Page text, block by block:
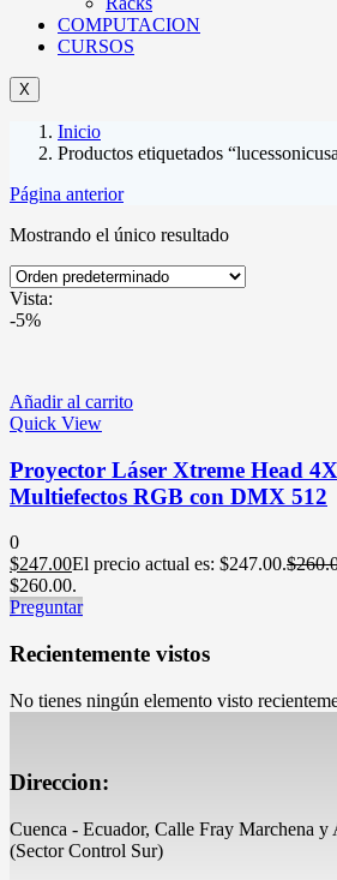
COMPUTACION
CURSOS
X
Inicio
Productos etiquetados
Página anterior
Mostrando el único resultado
Vista:
-5%
Añadir al carrito
Quick View
Proyector Láser Xtreme Head
Multiefectos RGB con DMX 512
0
$247.00El precio actual es: $247.00.$
$260.00.
Preguntar
Recientemente vistos
No tienes ningún elemento visto
Direccion:
Cuenca - Ecuador, Calle Fray Marchena y
(Sector Control Sur)